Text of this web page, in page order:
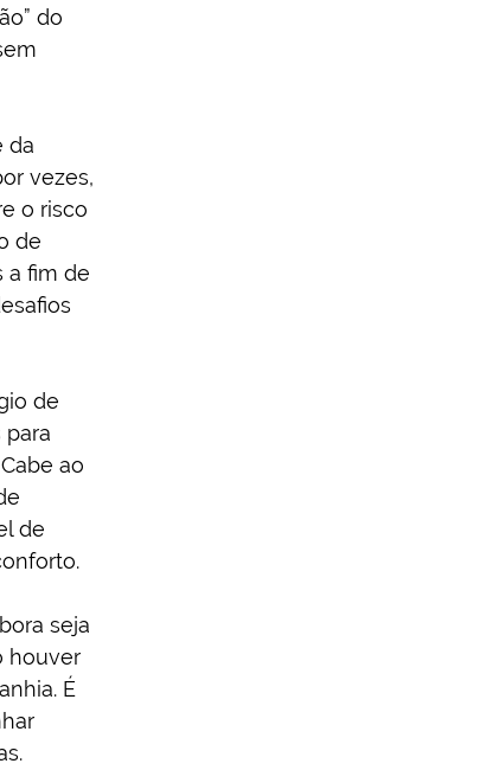
do
da
vezes,
o risco
de
a fim de
de
para
ao
de
seja
houver
É